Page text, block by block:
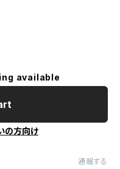
available
の方向け
通報する